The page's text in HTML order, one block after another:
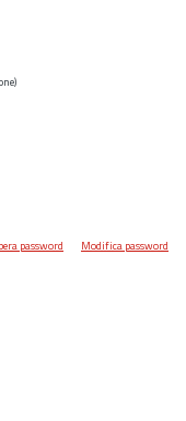
password Modifica password